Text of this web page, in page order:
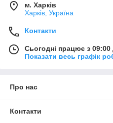
м. Харків
Харків, Україна
Контакти
Сьогодні працює з 09:00
Показати весь графік
Про нас
Контакти